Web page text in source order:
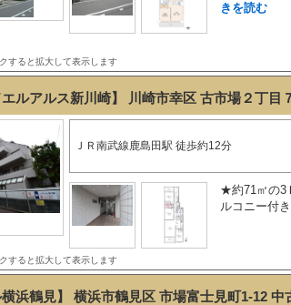
きを読む
すると拡大して表示します
エルアルス新川崎】 川崎市幸区 古市場２丁目
ＪＲ南武線鹿島田駅 徒歩約12分
★約71㎡の3
ルコニー付
すると拡大して表示します
横浜鶴見】 横浜市鶴見区 市場富士見町1-12 中